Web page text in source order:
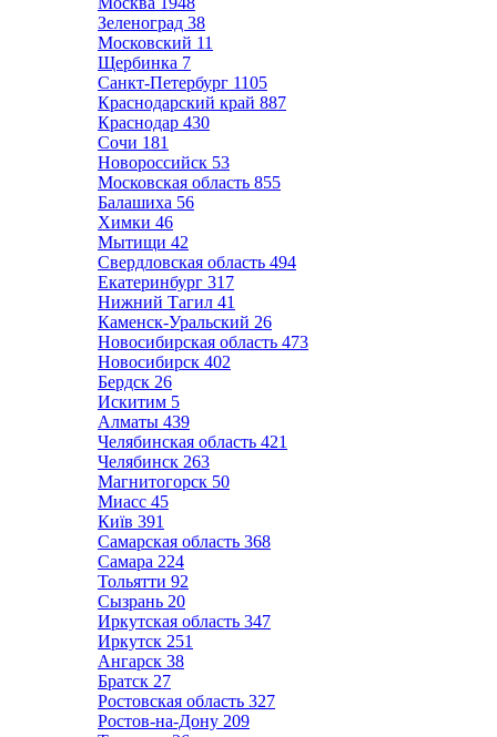
Зеленоград 38
Московский 11
Щербинка 7
Санкт-Петербург 1105
Краснодарский край 887
Краснодар 430
Сочи 181
Новороссийск 53
Московская область 855
Балашиха 56
Химки 46
Мытищи 42
Свердловская область 494
Екатеринбург 317
Нижний Тагил 41
Каменск-Уральский 26
Новосибирская область 473
Новосибирск 402
Бердск 26
Искитим 5
Алматы 439
Челябинская область 421
Челябинск 263
Магнитогорск 50
Миасс 45
Київ 391
Самарская область 368
Самара 224
Тольятти 92
Сызрань 20
Иркутская область 347
Иркутск 251
Ангарск 38
Братск 27
Ростовская область 327
Ростов-на-Дону 209